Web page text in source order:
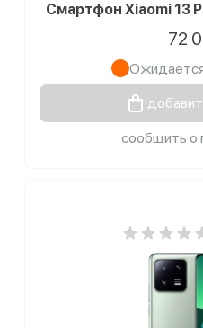
Смартфон Xiaomi 13
72
сообщить о